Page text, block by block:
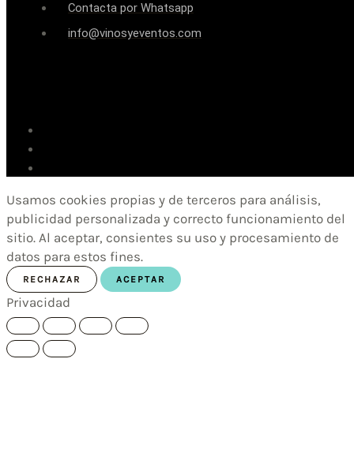
Contacta por Whatsapp
info@vinosyeventos.com
Usamos cookies propias y de terceros para análisis,
publicidad personalizada y correcto funcionamiento del
sitio. Al aceptar, consientes su uso y procesamiento de
datos para estos fines.
RECHAZAR ACEPTAR
Privacidad